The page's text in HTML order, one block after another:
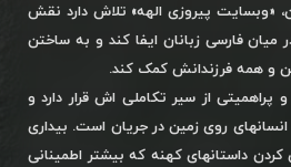
«وبسایت پیروزی الهه» تلاش دارد نقش
میان فارسی زبانان ایفا کند و به ساختن
و همه فرزندانش کمک کند.
از سیر تکاملی اش قرار دارد و
روی زمین در جریان است. بیداری
کردن داستانهای کهنه که بیشتر اطمینانی